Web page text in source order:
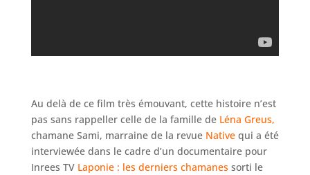
Au delà de ce film très émouvant, cette histoire n’est
pas sans rappeller celle de la famille de Léna Greus,
chamane Sami, marraine de la revue Nativequi a été
interviewée dans le cadre d’un documentaire pour
Inrees TV Laponie : les derniers chamanessorti le